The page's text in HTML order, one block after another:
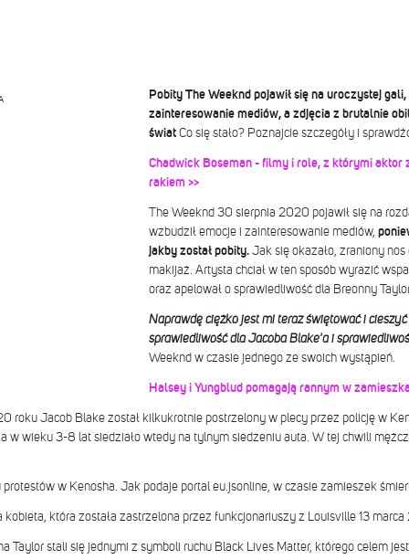
Pobity The Weeknd pojawił się na uroczystej
zainteresowanie mediów, a zdjęcia z brutalnie
świat Co się stało? Poznajcie szczegóły i
Chadwick Boseman - filmy i role, z którymi aktor
rakiem >>
The Weeknd 30 sierpnia 2020 pojawił się na
wzbudził emocje i zainteresowanie mediów,
jakby został pobity. Jak się okazało, zraniony
makijaż. Artysta chciał w ten sposób wyrazić
oraz apelował o sprawiedliwość dla Breonny
Naprawdę ciężko jest mi teraz świętować i
sprawiedliwość dla Jacoba Blake'a i
Weeknd w czasie jednego ze swoich wystąpień.
Halsey i Yungblud pomagają rannym w
roku Jacob Blake został kilkukrotnie postrzelony w plecy przez policję w
w wieku 3-8 lat siedziało wtedy na tylnym siedzeniu auta. W tej chwili
w Kenosha. Jak podaje portal eu.jsonline, w czasie zamieszek
która została zastrzelona przez funkcjonariuszy z Louisville 13
Taylor stali się jednymi z symboli ruchu Black Lives Matter, którego celem